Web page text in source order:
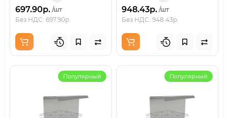
697.90р. /шт
Без НДС: 697.90р.
948.43р. /шт
Без НДС: 948.43р.
Популярный Популярный